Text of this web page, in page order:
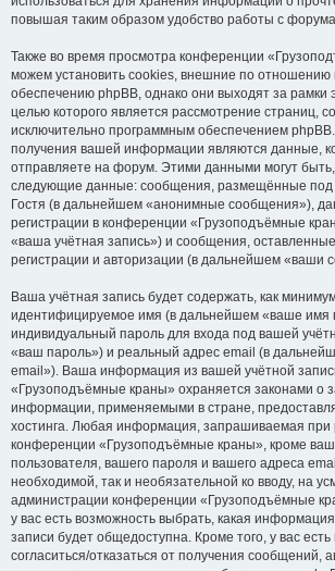
повышая таким образом удобство работы с
Также во время просмотра конференции
можем установить cookies, внешние по отношению
обеспечению phpBB, однако они выходят за рамки
целью которого является рассмотрение страниц,
исключительно программным обеспечением
получения вашей информации являются данные,
отправляете на форум. Этими данными могут
следующие данные: сообщения, размещённые под
Гостя (в дальнейшем «анонимные сообщения»),
регистрации в конференции «Грузоподъёмные
«ваша учётная запись») и сообщения,
регистрации и авторизации (в дальнейшем «ваши
Ваша учётная запись будет содержать, как
идентифицируемое имя (в дальнейшем «ваше имя
индивидуальный пароль для входа под вашей
«ваш пароль») и реальный адрес email (в
email»). Ваша информация из вашей учётной
«Грузоподъёмные краны» охраняется законами о
информации, применяемыми в стране,
хостинга. Любая информация, запрашиваемая при
конференции «Грузоподъёмные краны», кроме
пользователя, вашего пароля и вашего адреса
необходимой, так и необязательной ко вводу, на
администрации конференции «Грузоподъёмные
у вас есть возможность выбрать, какая
записи будет общедоступна. Кроме того, у вас
согласиться/отказаться от получения сообщений,